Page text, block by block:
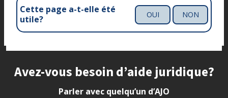
Cette page a-t-elle été
utile?
OUI NON
Site footer
Avez-vous besoin d’aide juridique?
Parler avec quelqu’un d’AJO